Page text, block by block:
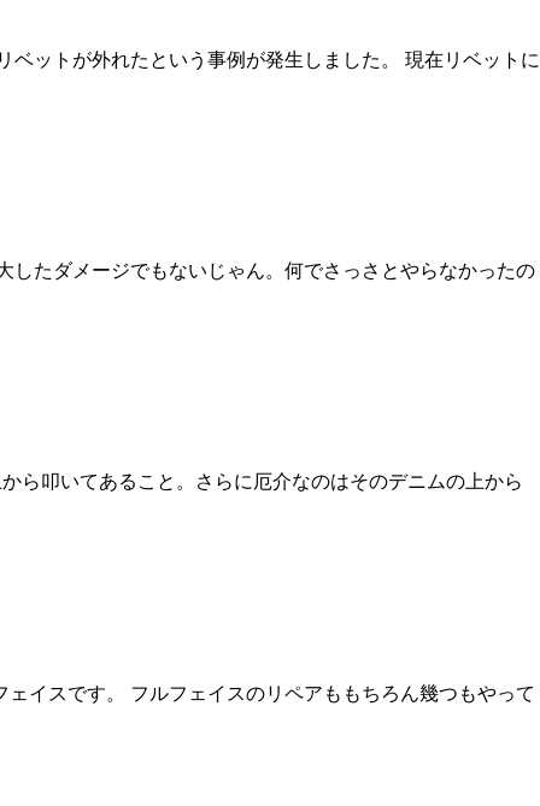
ットが外れたという事例が発生しました。 現在リベットに
たダメージでもないじゃん。何でさっさとやらなかったの
ら叩いてあること。さらに厄介なのはそのデニムの上から
イスです。 フルフェイスのリペアももちろん幾つもやって